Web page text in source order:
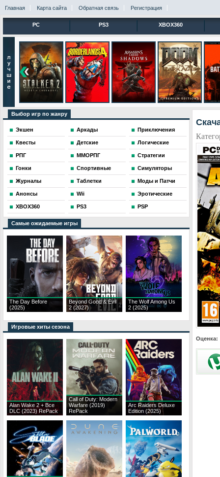
Главная Карта сайта Обратная связь Регистрация
PC PS3 XBOX360
Выбор игр по жанру
Экшен Аркады Приключения
Квесты Детские Логические
РПГ ММОРПГ Стратегии
Гонки Спортивные Симуляторы
Журналы Таблетки Моды и Патчи
Анонсы Wii Эротические
XBOX360 PS3 PSP
Самые ожидаемые игры
The Day Before
(2025)
Beyond Good & Evil
2 (2027)
The Wolf Among Us
2 (2025)
Игровые хиты сезона
Alan Wake 2 + Все
DLC (2023) RePack
Call of Duty: Modern
Warfare (2019)
RePack
Arc Raiders Deluxe
Edition (2025)
Оценка: